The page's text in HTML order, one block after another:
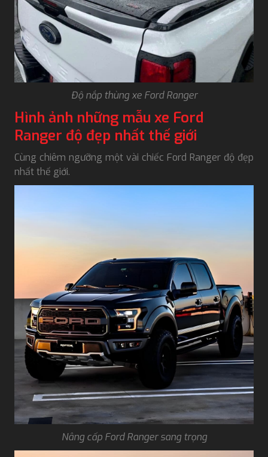
Độ nắp thùng xe Ford Ranger
Hình ảnh những mẫu xe Ford
Ranger độ đẹp nhất thế giới
Cùng chiêm ngưỡng một vài chiếc Ford Ranger độ đẹp
nhất thế giới.
Nâng cấp Ford Ranger sang trọng